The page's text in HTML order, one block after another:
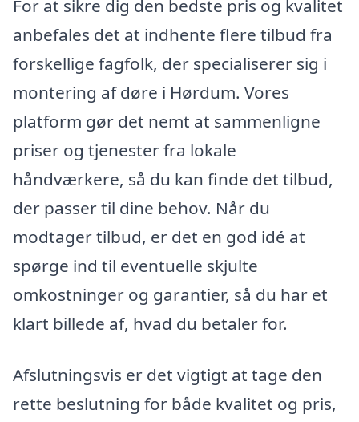
For at sikre dig den bedste pris og kvalitet
anbefales det at indhente flere tilbud fra
forskellige fagfolk, der specialiserer sig i
montering af døre i Hørdum. Vores
platform gør det nemt at sammenligne
priser og tjenester fra lokale
håndværkere, så du kan finde det tilbud,
der passer til dine behov. Når du
modtager tilbud, er det en god idé at
spørge ind til eventuelle skjulte
omkostninger og garantier, så du har et
klart billede af, hvad du betaler for.
Afslutningsvis er det vigtigt at tage den
rette beslutning for både kvalitet og pris,